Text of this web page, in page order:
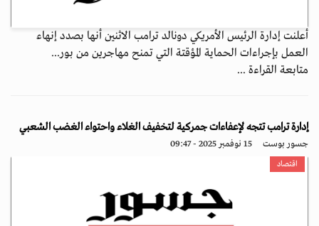
أعلنت إدارة الرئيس الأمريكي دونالد ترامب الاثنين أنها بصدد إنهاء
العمل بإجراءات الحماية المؤقتة التي تمنح مهاجرين من بور...
متابعة القراءة ...
إدارة ترامب تتجه لإعفاءات جمركية لتخفيف الغلاء واحتواء الغضب الشعبي
جسور بوست 15 نوفمبر 2025 - 09:47
اقتصاد